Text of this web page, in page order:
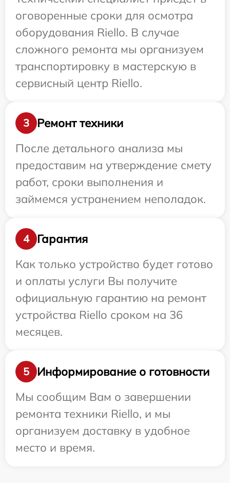
оговоренные сроки для осмотра
оборудования Riello. В случае
сложного ремонта мы организуем
транспортировку в мастерскую в
сервисный центр Riello.
3
Ремонт техники
После детального анализа мы
предоставим на утверждение смету
работ, сроки выполнения и
займемся устранением неполадок.
4
Гарантия
Как только устройство будет готово
и оплаты услуги Вы получите
официальную гарантию на ремонт
устройства Riello сроком на 36
месяцев.
5
Информирование о готовности
Мы сообщим Вам о завершении
ремонта техники Riello, и мы
организуем доставку в удобное
место и время.